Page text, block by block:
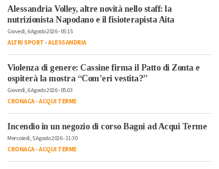
Alessandria Volley, altre novità nello staff: la
nutrizionista Napodano e il fisioterapista Aita
Giovedì, 6 Agosto 2026 - 05:15
ALTRI SPORT-ALESSANDRIA
Violenza di genere: Cassine firma il Patto di Zonta e
ospiterà la mostra “Com’eri vestita?”
Giovedì, 6 Agosto 2026 - 05:03
CRONACA-ACQUI TERME
Incendio in un negozio di corso Bagni ad Acqui Terme
Mercoledì, 5 Agosto 2026 - 21:30
CRONACA-ACQUI TERME